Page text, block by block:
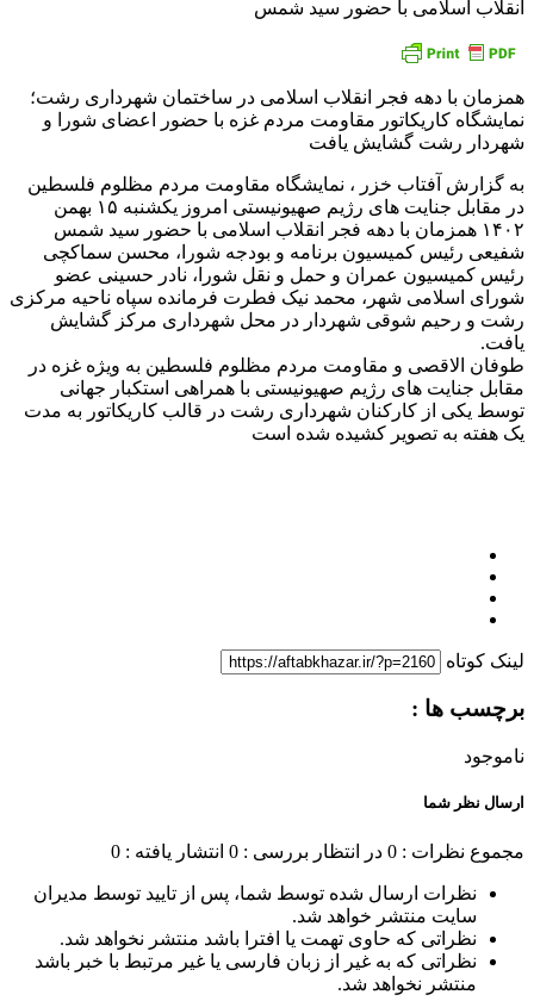
انقلاب اسلامی با حضور سید شمس
همزمان با دهه فجر انقلاب اسلامی در ساختمان شهرداری رشت؛
نمایشگاه کاریکاتور مقاومت مردم غزه با حضور اعضای شورا و
شهردار رشت گشایش یافت
به گزارش آفتاب خزر ، نمایشگاه مقاومت مردم مظلوم فلسطین
در مقابل جنایت های رژیم صهیونیستی امروز یکشنبه ۱۵ بهمن
۱۴۰۲ همزمان با دهه فجر انقلاب اسلامی با حضور سید شمس
شفیعی رئیس کمیسیون برنامه و بودجه شورا، محسن سماکچی
رئیس کمیسیون عمران و حمل و نقل شورا، نادر حسینی عضو
شورای اسلامی شهر، محمد نیک فطرت فرمانده سپاه ناحیه مرکزی
رشت و رحیم شوقی شهردار در محل شهرداری مرکز گشایش
یافت.
طوفان الاقصی و مقاومت مردم مظلوم فلسطین به ویژه غزه در
مقابل جنایت های رژیم صهیونیستی با همراهی استکبار جهانی
توسط یکی از کارکنان شهرداری رشت در قالب کاریکاتور به مدت
یک هفته به تصویر کشیده شده است
لینک کوتاه
برچسب ها :
ناموجود
ارسال نظر شما
مجموع نظرات : 0 در انتظار بررسی : 0 انتشار یافته : 0
نظرات ارسال شده توسط شما، پس از تایید توسط مدیران
سایت منتشر خواهد شد.
نظراتی که حاوی تهمت یا افترا باشد منتشر نخواهد شد.
نظراتی که به غیر از زبان فارسی یا غیر مرتبط با خبر باشد
منتشر نخواهد شد.